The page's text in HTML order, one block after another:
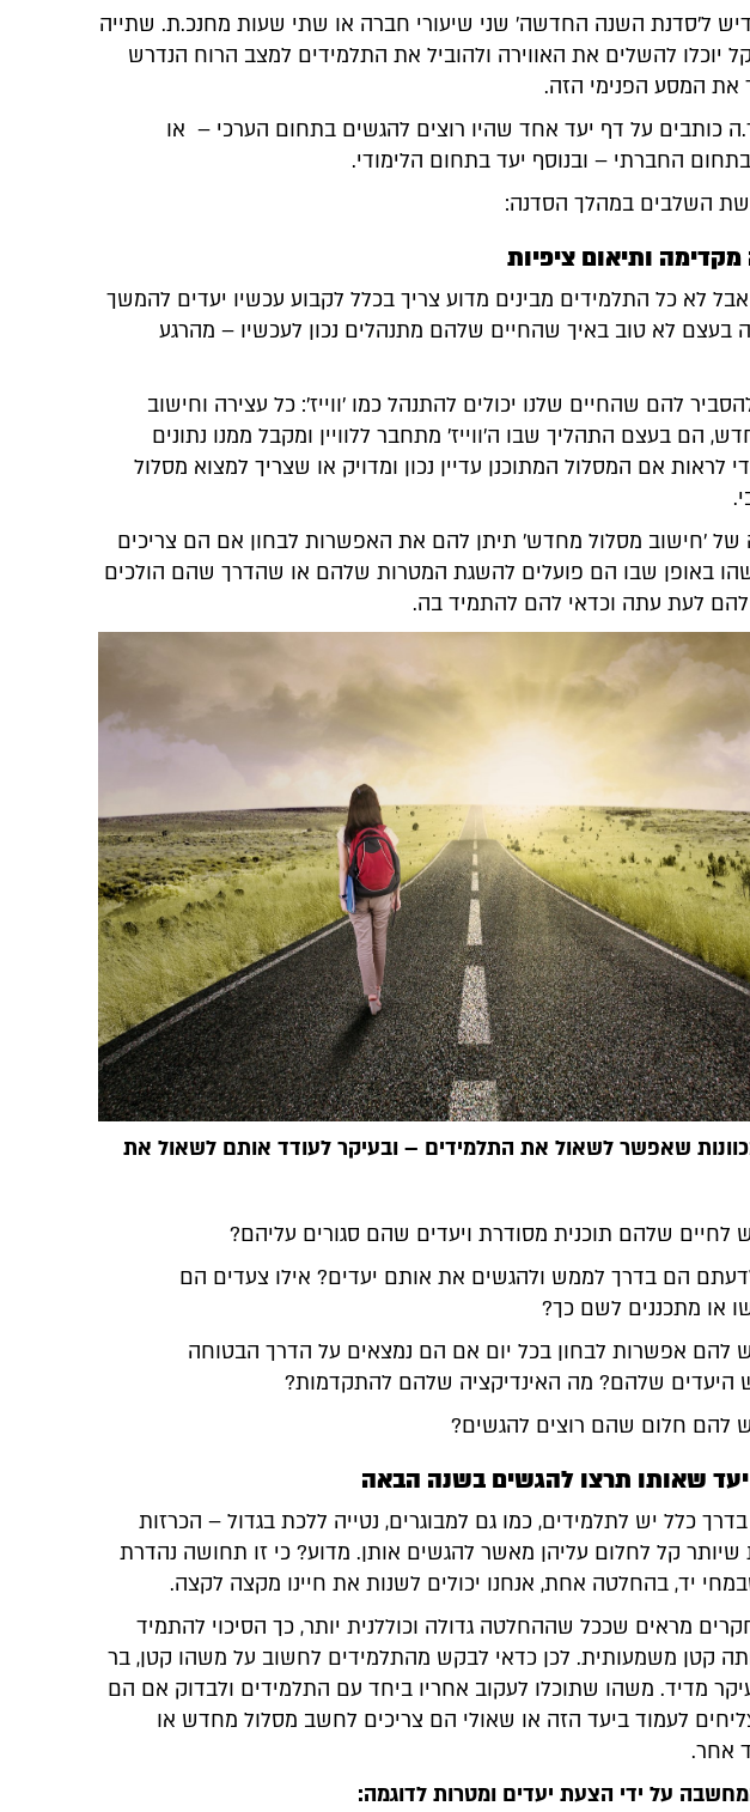
ל'סדנת השנה החדשה' שני שיעורי חברה או שתי שעות מחנכ.ת. שתייה
קל יוכלו להשלים את האווירה ולהוביל את התלמידים למצב הרוח הנדרש
את המסע הפנימי הזה.
כותבים על דף יעד אחד שהיו רוצים להגשים בתחום הערכי – או
בתחום החברתי – ובנוסף יעד בתחום הלימודי.
השלבים במהלך הסדנה:
לא כל התלמידים מבינים מדוע צריך בכלל לקבוע עכשיו יעדים להמשך
בעצם לא טוב באיך שהחיים שלהם מתנהלים נכון לעכשיו – מהרגע
להם שהחיים שלנו יכולים להתנהל כמו 'ווייז': כל עצירה וחישוב
הם בעצם התהליך שבו ה'ווייז' מתחבר ללוויין ומקבל ממנו נתונים
לראות אם המסלול המתוכנן עדיין נכון ומדויק או שצריך למצוא מסלול
של 'חישוב מסלול מחדש' תיתן להם את האפשרות לבחון אם הם צריכים
באופן שבו הם פועלים להשגת המטרות שלהם או שהדרך שהם הולכים
להם לעת עתה וכדאי להם להתמיד בה.
שאפשר לשאול את התלמידים – ובעיקר לעודד אותם לשאול את
לחיים שלהם תוכנית מסודרת ויעדים שהם סגורים עליהם?
הם בדרך לממש ולהגשים את אותם יעדים? אילו צעדים הם
או מתכננים לשם כך?
להם אפשרות לבחון בכל יום אם הם נמצאים על הדרך הבטוחה
היעדים שלהם? מה האינדיקציה שלהם להתקדמות?
להם חלום שהם רוצים להגשים?
כלל יש לתלמידים, כמו גם למבוגרים, נטייה ללכת בגדול – הכרזות
שיותר קל לחלום עליהן מאשר להגשים אותן. מדוע? כי זו תחושה נהדרת
יד, בהחלטה אחת, אנחנו יכולים לשנות את חיינו מקצה לקצה.
מראים שככל שההחלטה גדולה וכוללנית יותר, כך הסיכוי להתמיד
קטן משמעותית. לכן כדאי לבקש מהתלמידים לחשוב על משהו קטן, בר
מדיד. משהו שתוכלו לעקוב אחריו ביחד עם התלמידים ולבדוק אם הם
לעמוד ביעד הזה או שאולי הם צריכים לחשב מסלול מחדש או
אחר.
על ידי הצעת יעדים ומטרות לדוגמה: